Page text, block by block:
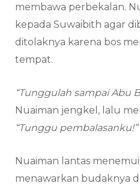
membawa perbekalan.
kepada Suwaibith agar
ditolaknya karena bos
tempat.
“Tunggulah sampai Abu
Nuaiman jengkel, lalu
“Tunggu pembalasanku!”
Nuaiman lantas
menawarkan budaknya